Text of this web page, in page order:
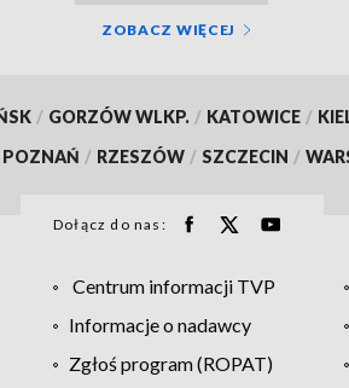
ZOBACZ WIĘCEJ
/ GORZÓW WLKP. / KATOWICE /
POZNAŃ / RZESZÓW / SZCZECIN /
Dołącz do nas:
Centrum informacji TVP
Informacje o nadawcy
Zgłoś program (ROPAT)